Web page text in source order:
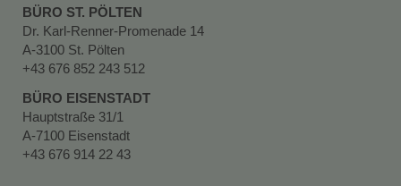
BÜRO ST. PÖLTEN
Dr. Karl-Renner-Promenade 14
A-3100 St. Pölten
+43 676 852 243 512
BÜRO EISENSTADT
Hauptstraße 31/1
A-7100 Eisenstadt
+43 676 914 22 43